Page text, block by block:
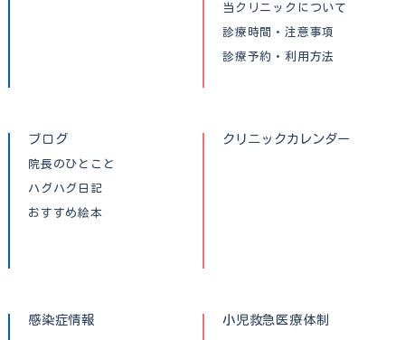
当クリニックについて
診療時間・注意事項
診療予約・利用方法
ブログ
院長のひとこと
ハグハグ日記
おすすめ絵本
クリニックカレンダー
感染症情報
小児救急医療体制